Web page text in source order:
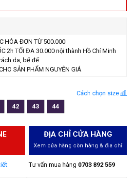
HÓA ĐƠN TỪ 500.000
2h TỐI ĐA 30.000 nội thành Hồ Chí Minh
da, bể đế
SẢN PHẨM NGUYÊN GIÁ
Cách chọn size
42 43 44
ĐỊA CHỈ CỬA HÀNG
Xem cửa hàng còn hàng & địa chỉ
Tư vấn mua hàng 0703 892 559